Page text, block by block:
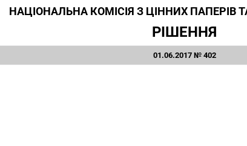
НАЦІОНАЛЬНА КОМІСІЯ З ЦІННИХ ПАПЕРІВ
РІШЕННЯ
01.06.2017 № 402